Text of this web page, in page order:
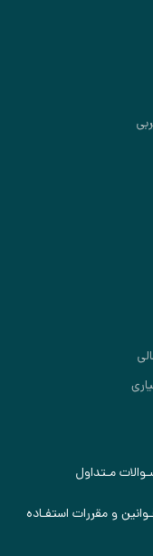
مـتداول
و مقررات استفـاده